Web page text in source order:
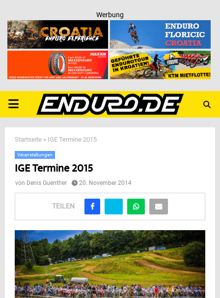
Werbung
PRIMARY
MENU
Startseite » IGE Termine 2015
Veranstaltungen
IGE Termine 2015
von Denis Guenther 20. November 2014
TEILEN